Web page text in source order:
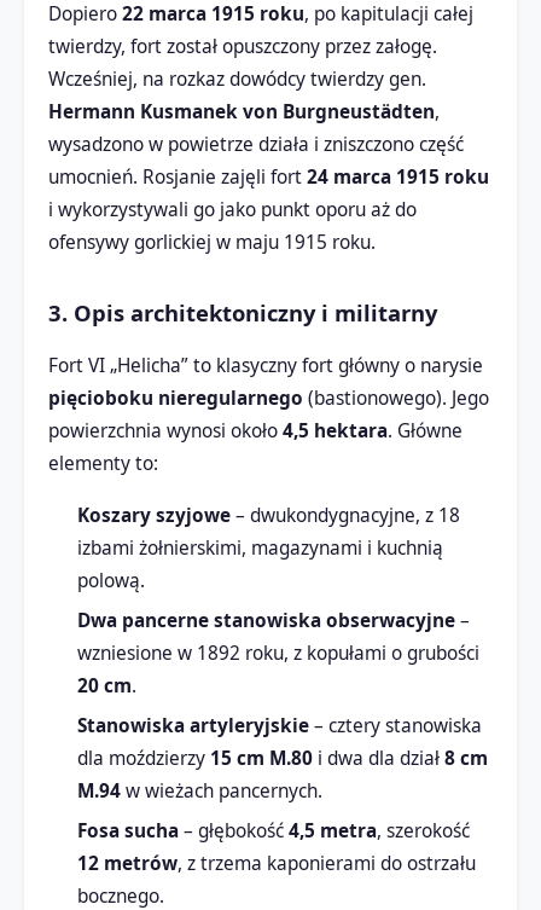
Dopiero22 marca 1915 roku, po kapitulacji całej
twierdzy, fort został opuszczony przez załogę.
Wcześniej, na rozkaz dowódcy twierdzy gen.
Hermann Kusmanek von Burgneustädten,
wysadzono w powietrze działa i zniszczono część
umocnień. Rosjanie zajęli fort24 marca 1915 roku
i wykorzystywali go jako punkt oporu aż do
ofensywy gorlickiej w maju 1915 roku.
3. Opis architektoniczny i militarny
Fort VI „Helicha” to klasyczny fort główny o narysie
pięcioboku nieregularnego (bastionowego). Jego
powierzchnia wynosi około4,5 hektara. Główne
elementy to:
Koszary szyjowe– dwukondygnacyjne, z 18
izbami żołnierskimi, magazynami i kuchnią
polową.
Dwa pancerne stanowiska obserwacyjne–
wzniesione w 1892 roku, z kopułami o grubości
20 cm.
Stanowiska artyleryjskie– cztery stanowiska
dla moździerzy 15 cm M.80 i dwa dla dział8 cm
M.94w wieżach pancernych.
Fosa sucha– głębokość4,5 metra, szerokość
12 metrów, z trzema kaponierami do ostrzału
bocznego.